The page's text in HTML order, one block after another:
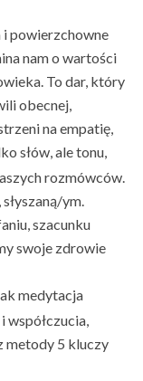
i powierzchowne
nam o wartości
To dar, który
obecnej,
na empatię,
słów, ale tonu,
rozmówców.
ym.
szacunku
swoje zdrowie
medytacja
współczucia,
metody 5 kluczy